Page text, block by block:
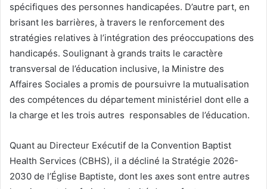
spécifiques des personnes handicapées. D’autre part, en
brisant les barrières, à travers le renforcement des
stratégies relatives à l’intégration des préoccupations des
handicapés. Soulignant à grands traits le caractère
transversal de l’éducation inclusive, la Ministre des
Affaires Sociales a promis de poursuivre la mutualisation
des compétences du département ministériel dont elle a
la charge et les trois autres responsables de l’éducation.
Quant au Directeur Exécutif de la Convention Baptist
Health Services (CBHS), il a décliné la Stratégie 2026-
2030 de l’Église Baptiste, dont les axes sont entre autres